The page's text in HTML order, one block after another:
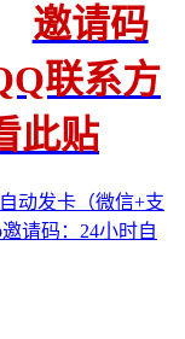
邀请码
联系方
此贴
动发卡（微信+支
邀请码：24小时自